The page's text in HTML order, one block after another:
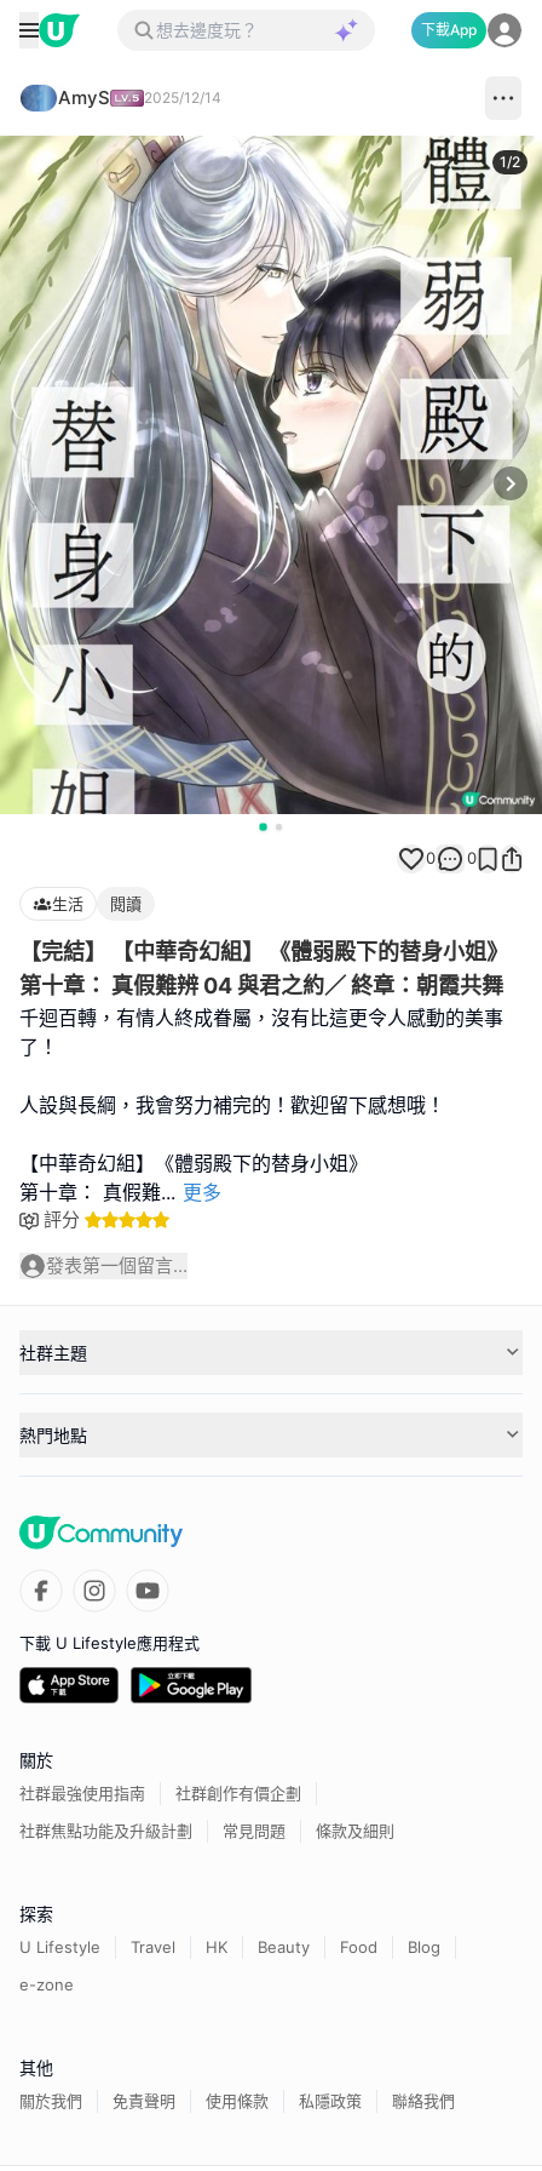
下載App
AmyS 2025/12/14
1/2
0 0
生活 閱讀
【完結】 【中華奇幻組】 《體弱殿下的替身小姐》
第十章： 真假難辨 04 與君之約／ 終章：朝霞共舞
千迴百轉，有情人終成眷屬，沒有比這更令人感動的美事
了！
人設與長綱，我會努力補完的！歡迎留下感想哦！
【中華奇幻組】《體弱殿下的替身小姐》
第十章： 真假難... 更多
評分
發表第一個留言...
社群主題
熱門地點
下載 U Lifestyle應用程式
關於
社群最強使用指南
社群創作有價企劃
社群焦點功能及升級計劃
常見問題 條款及細則
探索
U Lifestyle Travel HK Beauty Food
Blog
e-zone
其他
關於我們 免責聲明 使用條款 私隱政策 聯絡我們